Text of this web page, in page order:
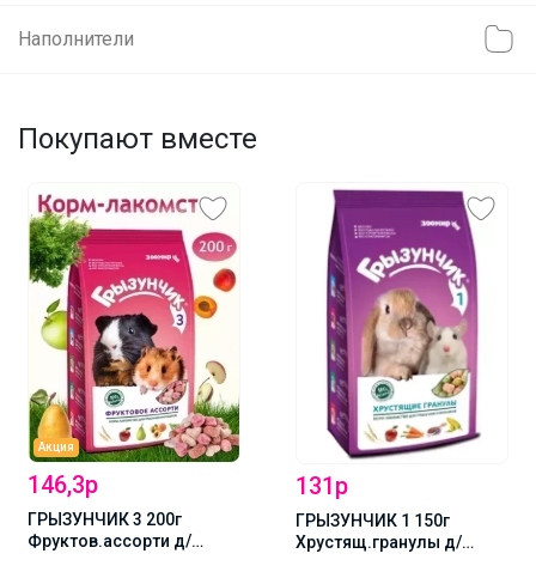
Наполнители
Покупают вместе
Акция
146,3р
ГРЫЗУНЧИК 3 200г
Фруктов.ассорти д/
131р
ГРЫЗУНЧИК 1 150г
Хрустящ.гранулы д/